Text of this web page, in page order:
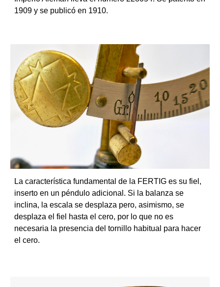
1909 y se publicó en 1910.
La característica fundamental de la FERTIG es su fiel,
inserto en un péndulo adicional. Si la balanza se
inclina, la escala se desplaza pero, asimismo, se
desplaza el fiel hasta el cero, por lo que no es
necesaria la presencia del tornillo habitual para hacer
el cero.